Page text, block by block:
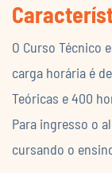
O Curso Técnico
carga horária é
Teóricas e 400
Para ingresso o
cursando o